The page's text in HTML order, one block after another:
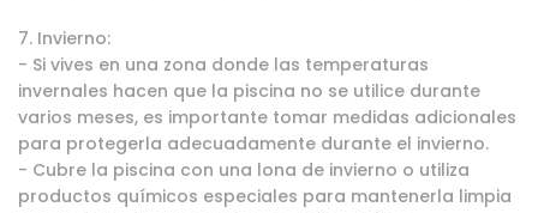
7. Invierno:
- Si vives en una zona donde las temperaturas
invernales hacen que la piscina no se utilice durante
varios meses, es importante tomar medidas adicionales
para protegerla adecuadamente durante el invierno.
- Cubre la piscina con una lona de invierno o utiliza
productos químicos especiales para mantenerla limpia